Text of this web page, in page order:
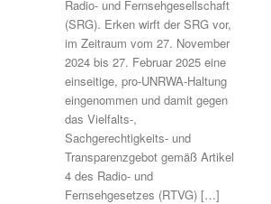
Radio- und Fernsehgesellschaft
(SRG). Erken wirft der SRG vor,
im Zeitraum vom 27. November
2024 bis 27. Februar 2025 eine
einseitige, pro-UNRWA-Haltung
eingenommen und damit gegen
das Vielfalts-,
Sachgerechtigkeits- und
Transparenzgebot gemäß Artikel
4 des Radio- und
Fernsehgesetzes (RTVG) […]